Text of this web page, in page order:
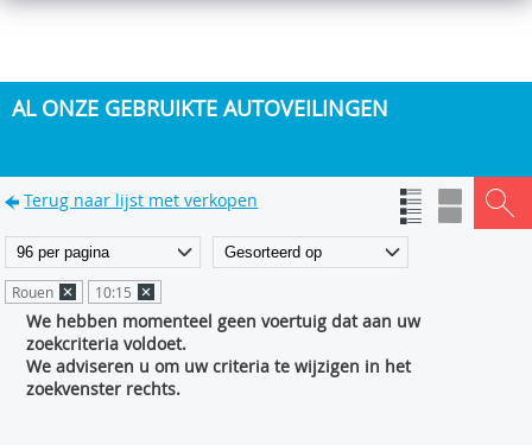
AL ONZE GEBRUIKTE AUTOVEILINGEN
Terug naar lijst met verkopen
Rouen 10:15
We hebben momenteel geen voertuig dat aan uw
zoekcriteria voldoet.
We adviseren u om uw criteria te wijzigen in het
zoekvenster rechts.